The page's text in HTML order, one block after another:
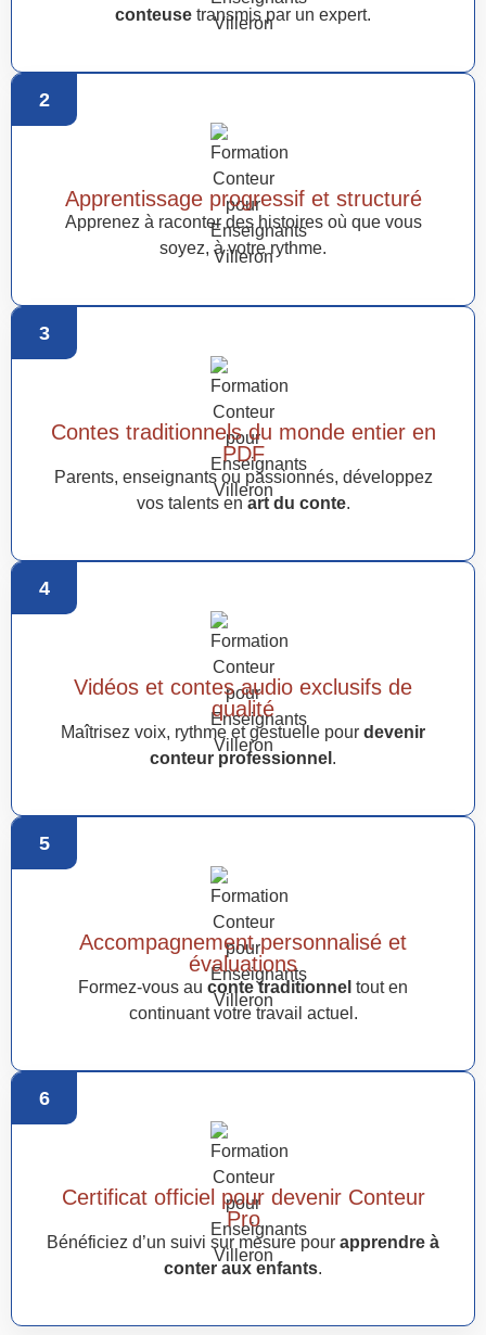
conteuse transmis par un expert.
2
Apprentissage progressif et structuré
Apprenez à raconter des histoires où que vous
soyez, à votre rythme.
3
Contes traditionnels du monde entier en
PDF
Parents, enseignants ou passionnés, développez
vos talents en art du conte.
4
Vidéos et contes audio exclusifs de
qualité
Maîtrisez voix, rythme et gestuelle pour devenir
conteur professionnel .
5
Accompagnement personnalisé et
évaluations
Formez-vous au conte traditionnel tout en
continuant votre travail actuel.
6
Certificat officiel pour devenir Conteur
Pro
Bénéficiez d’un suivi sur mesure pour apprendre à
conter aux enfants.